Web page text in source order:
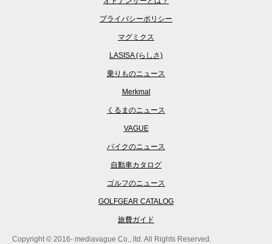
プライバシーポリシー
マグミクス
LASISA (らしさ)
乗りものニュース
Merkmal
くるまのニュース
VAGUE
バイクのニュース
自動車カタログ
ゴルフのニュース
GOLFGEAR CATALOG
旅費ガイド
Copyright © 2016- mediavague Co., ltd. All Rights Reserved.